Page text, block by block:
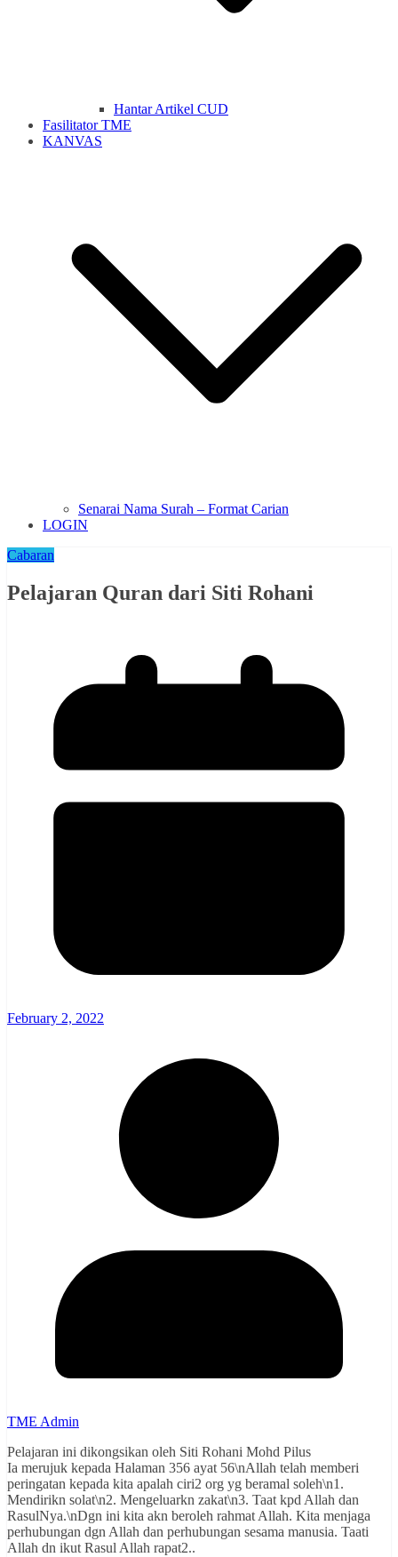
Hantar Artikel CUD
Fasilitator TME
KANVAS
Senarai Nama Surah – Format Carian
LOGIN
Cabaran
Pelajaran Quran dari Siti Rohani
February 2, 2022
TME Admin
Pelajaran ini dikongsikan oleh Siti Rohani Mohd Pilus
Ia merujuk kepada Halaman 356 ayat 56\nAllah telah memberi
peringatan kepada kita apalah ciri2 org yg beramal soleh\n1.
Mendirikn solat\n2. Mengeluarkn zakat\n3. Taat kpd Allah dan
RasulNya.\nDgn ini kita akn beroleh rahmat Allah. Kita menjaga
perhubungan dgn Allah dan perhubungan sesama manusia. Taati
Allah dn ikut Rasul Allah rapat2..